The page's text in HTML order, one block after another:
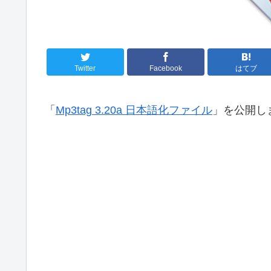
Twitter Facebook はてブ
「 Mp3tag 3.20a 日本語化ファイル 」を公開し